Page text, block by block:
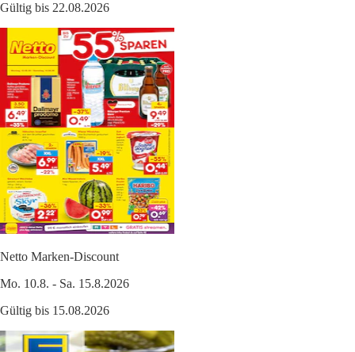
Gültig bis 22.08.2026
Netto Marken-Discount
Mo. 10.8. - Sa. 15.8.2026
Gültig bis 15.08.2026